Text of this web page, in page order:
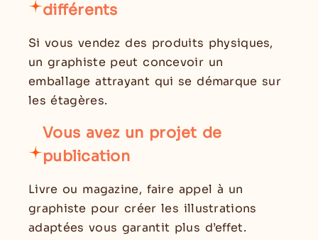
différents
Si vous vendez des produits physiques,
un graphiste peut concevoir un
emballage attrayant qui se démarque sur
les étagères.
Vous avez un projet de
publication
Livre ou magazine, faire appel à un
graphiste pour créer les illustrations
adaptées vous garantit plus d’effet.